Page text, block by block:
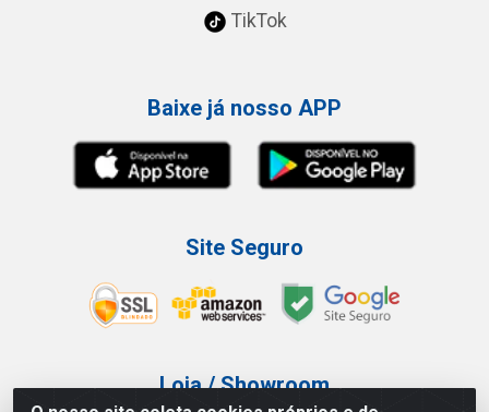
TikTok
Baixe já nosso APP
Site Seguro
Loja / Showroom